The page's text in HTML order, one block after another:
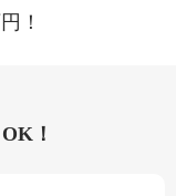
！
！